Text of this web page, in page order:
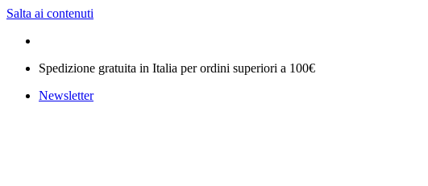
Salta ai contenuti
Spedizione gratuita in Italia per ordini superiori a 100€
Newsletter